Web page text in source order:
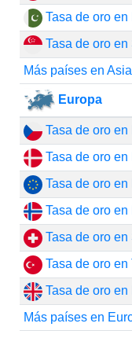
Tasa de oro en
Tasa de oro en
Más países en Asia
Europa
Tasa de oro en
Tasa de oro en
Tasa de oro en
Tasa de oro en
Tasa de oro en
Tasa de oro en
Tasa de oro en
Más países en